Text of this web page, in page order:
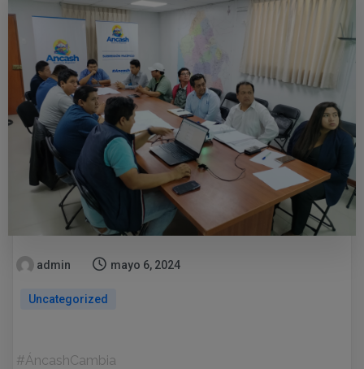
admin mayo 6, 2024
Uncategorized
#ÁncashCambia